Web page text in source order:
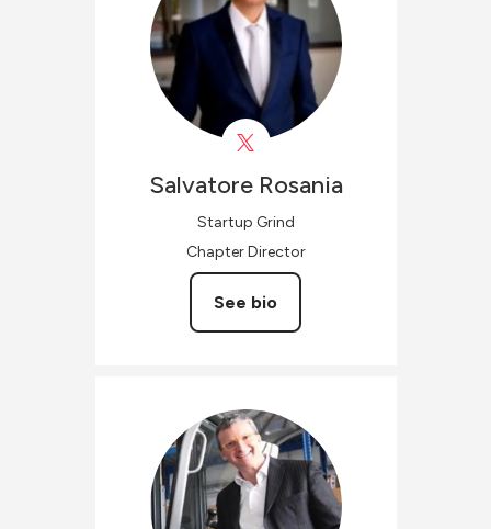
Salvatore Rosania
Startup Grind
Chapter Director
See bio